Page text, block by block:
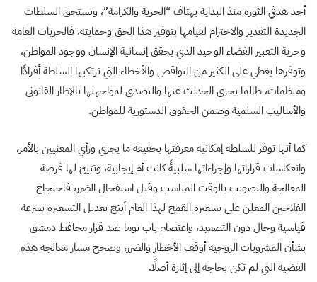
أحد هدفي الثورة منذ البداية بهتاف “الحرية والكرامة”، وتستحق السلطات
الجديدة التقدير والاحترام لقيامها بتوفير هذا الحق وحمايته، فالحريات العامة
وحرية التعبير الفضاء الوحيد الذي يحقق إنسانية الإنسان ووجود المواطن،
وتوفرها يغطي على الكثير من النواقص والأخطاء التي ترتكبها السلطة أفرادًا
ومنظمات، طالما يجري الحديث عنها والتصدي لمواجهتها بالإطار القانوني
والأساليب السلمية وضمن الحقوق الدستورية للمواطن.
كما أنها توفر للسلطة إمكانية معرفتها بحقيقة ما يجري ورأي المعنيين بالأمر،
وانعكاسات قراراتها وإجراءاتها سلبيةً كانت أم إيجابية، وتتيح لها فرصة
المعالجة والتصويب بالوقت المناسب وقبل استفحال الضرر، فاحتجاج
الفلاحين المعلن على تسعيرة القمح لهذا العام أنتج تعديل التسعيرة بسرعة
قياسية وحال دون التصعيد، واعتصام باب توما ضد قرار محافظ دمشق
بشأن المشروبات الروحية أوقف الأخطار والضرر، وصحح مسار معالجة هذه
القضية التي لم تكن بحاجة إلى إثارة أصلًا.